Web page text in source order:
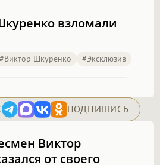
взломали
#Виктор Шкуренко #эксклюзив
ПОДПИШИСЬ
Виктор
от своего